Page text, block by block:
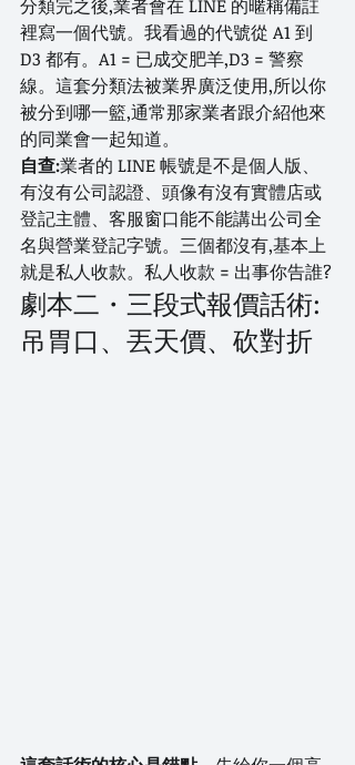
分類完之後,業者會在 LINE 的暱稱備註
裡寫一個代號。我看過的代號從 A1 到
D3 都有。A1 = 已成交肥羊,D3 = 警察
線。這套分類法被業界廣泛使用,所以你
被分到哪一籃,通常那家業者跟介紹他來
的同業會一起知道。
自查:業者的 LINE 帳號是不是個人版、
有沒有公司認證、頭像有沒有實體店或
登記主體、客服窗口能不能講出公司全
名與營業登記字號。三個都沒有,基本上
就是私人收款。私人收款 = 出事你告誰?
劇本二・三段式報價話術:
吊胃口、丟天價、砍對折